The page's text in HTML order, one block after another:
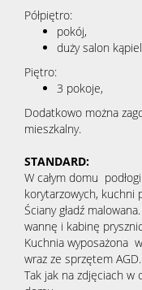
Półpiętro:
pokój,
duży salon
Piętro:
3 pokoje,
Dodatkowo można
mieszkalny.
STANDARD:
W całym domu
korytarzowych, kuchni
Ściany gładź
wannę i kabinę
Kuchnia wyposażona
wraz ze sprzętem
Tak jak na zdjęciach w